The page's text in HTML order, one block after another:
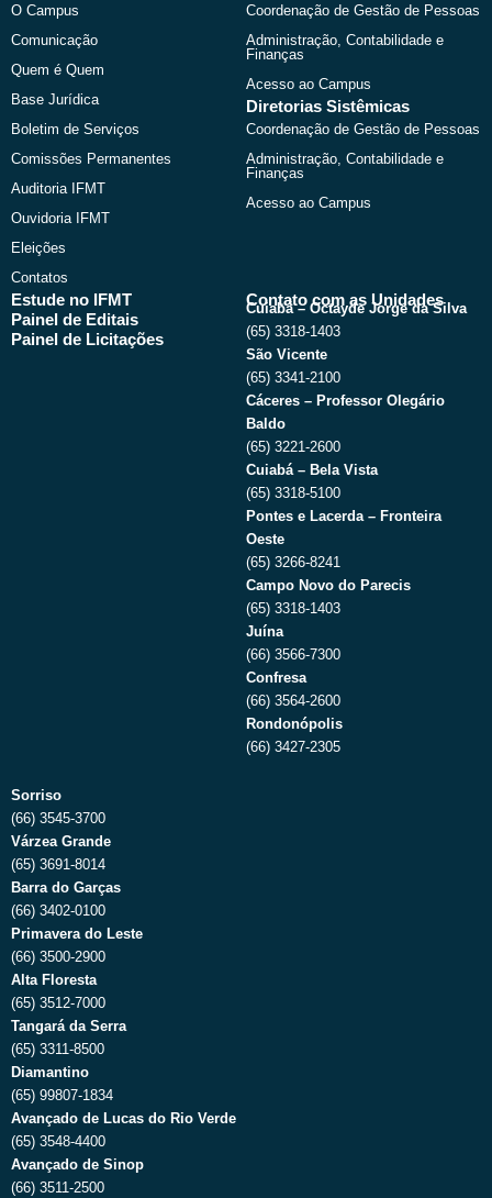
r
a
m
O Campus
Comunicação
Quem é Quem
Base Jurídica
Boletim de Serviços
Comissões Permanentes
Auditoria IFMT
Ouvidoria IFMT
Eleições
Contatos
Coordenação de Gestão de Pessoas
Administração, Contabilidade e
Finanças
Acesso ao Campus
Diretorias Sistêmicas
Coordenação de Gestão de Pessoas
Administração, Contabilidade e
Finanças
Acesso ao Campus
Estude no IFMT
Painel de Editais
Painel de Licitações
Contato com as Unidades
Cuiabá – Octayde Jorge da Silva
(65) 3318-1403
São Vicente
(65) 3341-2100
Cáceres – Professor Olegário
Baldo
(65) 3221-2600
Cuiabá – Bela Vista
(65) 3318-5100
Pontes e Lacerda – Fronteira
Oeste
(65) 3266-8241
Campo Novo do Parecis
(65) 3318-1403
Juína
(66) 3566-7300
Confresa
(66) 3564-2600
Rondonópolis
(66) 3427-2305
Sorriso
(66) 3545-3700
Várzea Grande
(65) 3691-8014
Barra do Garças
(66) 3402-0100
Primavera do Leste
(66) 3500-2900
Alta Floresta
(65) 3512-7000
Tangará da Serra
(65) 3311-8500
Diamantino
(65) 99807-1834
Avançado de Lucas do Rio Verde
(65) 3548-4400
Avançado de Sinop
(66) 3511-2500